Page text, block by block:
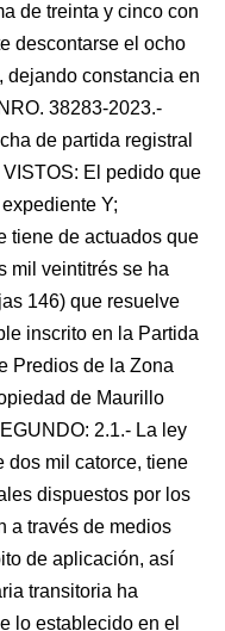
de treinta y cinco con
descontarse el ocho
dejando constancia en
38283-2023.-
de partida registral
El pedido que
Y;
tiene de actuados que
mil veintitrés se ha
146) que resuelve
inscrito en la Partida
Predios de la Zona
de Maurillo
2.1.- La ley
dos mil catorce, tiene
dispuestos por los
a través de medios
de aplicación, así
transitoria ha
lo establecido en el